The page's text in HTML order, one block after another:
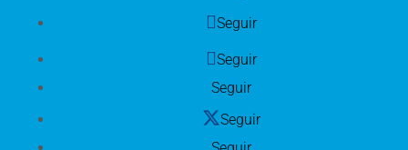
Seguir
Seguir
Seguir
Seguir